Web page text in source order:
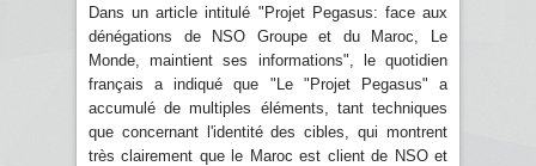
Dans un article intitulé "Projet Pegasus: face aux
dénégations de NSO Groupe et du Maroc, Le
Monde, maintient ses informations", le quotidien
français a indiqué que "Le "Projet Pegasus" a
accumulé de multiples éléments, tant techniques
que concernant l'identité des cibles, qui montrent
très clairement que le Maroc est client de NSO et